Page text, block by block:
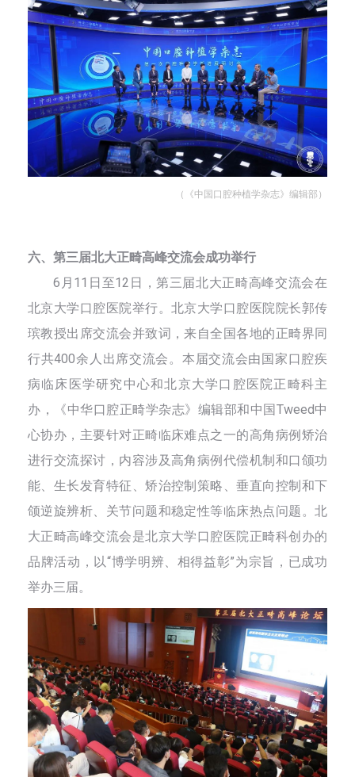
（《中国口腔种植学杂志》编辑部）
六、第三届北大正畸高峰交流会成功举行
6月11日至12日，第三届北大正畸高峰交流会在
北京大学口腔医院举行。北京大学口腔医院院长郭传
瑸教授出席交流会并致词，来自全国各地的正畸界同
行共400余人出席交流会。本届交流会由国家口腔疾
病临床医学研究中心和北京大学口腔医院正畸科主
办，《中华口腔正畸学杂志》编辑部和中国Tweed中
心协办，主要针对正畸临床难点之一的高角病例矫治
进行交流探讨，内容涉及高角病例代偿机制和口颌功
能、生长发育特征、矫治控制策略、垂直向控制和下
颌逆旋辨析、关节问题和稳定性等临床热点问题。北
大正畸高峰交流会是北京大学口腔医院正畸科创办的
品牌活动，以“博学明辨、相得益彰”为宗旨，已成功
举办三届。